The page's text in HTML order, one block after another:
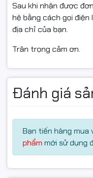
Bàn phím full-size,
Bàn phím được thiết
mang lại cảm giác gõ
biệt phù hợp với
phím số riêng. Máy
khe thẻ SD, đáp ứng
Sau khi nhận được
hệ bằng cách gọi điện
địa chỉ của bạn.
Trân trọng cảm ơn.
Đánh giá
Bạn tiến hàng mua
phẩm mới sử dụng